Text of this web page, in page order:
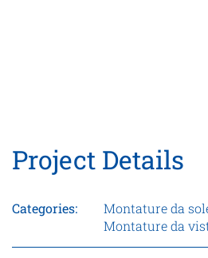
Project Details
Categories:
Montature da
Montature da